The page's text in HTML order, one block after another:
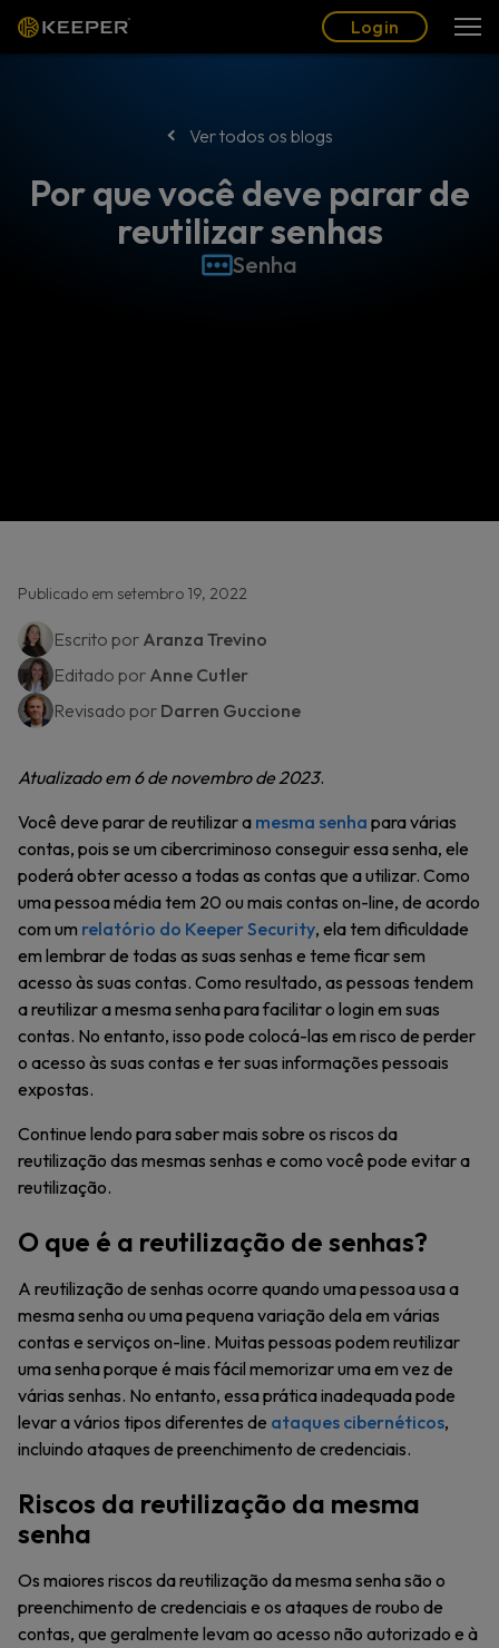
Login
Ver todos os blogs
Por que você deve parar de
reutilizar senhas
Senha
Publicado em setembro 19, 2022
Escrito por Aranza Trevino
Editado por Anne Cutler
Revisado por Darren Guccione
Atualizado em 6 de novembro de 2023.
Você deve parar de reutilizar a mesma senha para várias
contas, pois se um cibercriminoso conseguir essa senha, ele
poderá obter acesso a todas as contas que a utilizar. Como
uma pessoa média tem 20 ou mais contas on-line, de acordo
com um relatório do Keeper Security, ela tem dificuldade
em lembrar de todas as suas senhas e teme ficar sem
acesso às suas contas. Como resultado, as pessoas tendem
a reutilizar a mesma senha para facilitar o login em suas
contas. No entanto, isso pode colocá-las em risco de perder
o acesso às suas contas e ter suas informações pessoais
expostas.
Continue lendo para saber mais sobre os riscos da
reutilização das mesmas senhas e como você pode evitar a
reutilização.
O que é a reutilização de senhas?
A reutilização de senhas ocorre quando uma pessoa usa a
mesma senha ou uma pequena variação dela em várias
contas e serviços on-line. Muitas pessoas podem reutilizar
uma senha porque é mais fácil memorizar uma em vez de
várias senhas. No entanto, essa prática inadequada pode
levar a vários tipos diferentes de ataques cibernéticos,
incluindo ataques de preenchimento de credenciais.
Riscos da reutilização da mesma
senha
Os maiores riscos da reutilização da mesma senha são o
preenchimento de credenciais e os ataques de roubo de
contas, que geralmente levam ao acesso não autorizado e à